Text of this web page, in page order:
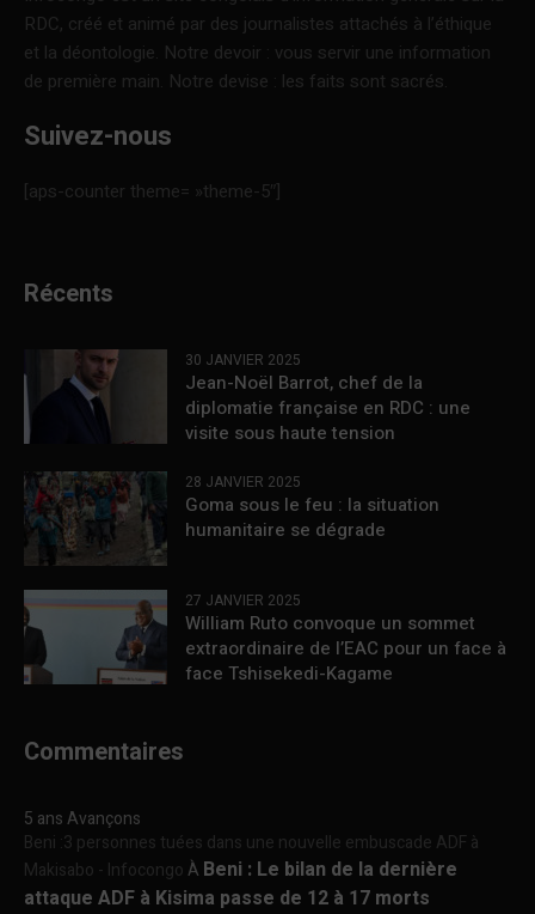
RDC, créé et animé par des journalistes attachés à l’éthique
et la déontologie. Notre devoir : vous servir une information
de première main. Notre devise : les faits sont sacrés.
Suivez-nous
[aps-counter theme= »theme-5″]
Récents
30 JANVIER 2025
Jean-Noël Barrot, chef de la
diplomatie française en RDC : une
visite sous haute tension
28 JANVIER 2025
Goma sous le feu : la situation
humanitaire se dégrade
27 JANVIER 2025
William Ruto convoque un sommet
extraordinaire de l’EAC pour un face à
face Tshisekedi-Kagame
Commentaires
5 ans Avançons
Beni :3 personnes tuées dans une nouvelle embuscade ADF à
Makisabo - InfocongoÀ Beni : Le bilan de la dernière
attaque ADF à Kisima passe de 12 à 17 morts